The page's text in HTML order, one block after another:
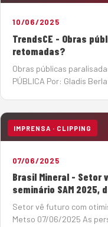
10/06/2025
TrendsCE - Obras
retomadas?
Obras públicas
PÚBLICA Por: Gladis
paralisadas, algumas
IMPRENSA · CLIPPING
07/06/2025
Brasil Mineral - Setor
seminário SAM 2025,
Setor vê futuro com
Metso 07/06/2025 As